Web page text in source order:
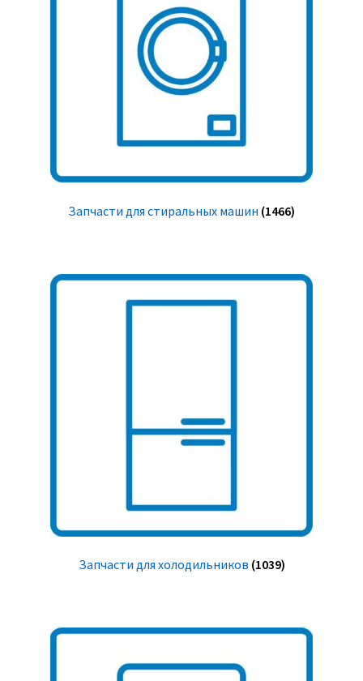
Запчасти для стиральных машин (1466)
Запчасти для холодильников (1039)